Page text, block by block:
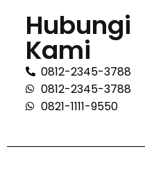
Hubungi
Kami
0812-2345-3788
0812-2345-3788
0821-1111-9550